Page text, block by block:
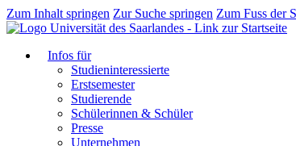
Zum Inhalt springen Zur Suche springen Zum Fuss der
Infos für
Studieninteressierte
Erstsemester
Studierende
Schülerinnen & Schüler
Presse
Unternehmen